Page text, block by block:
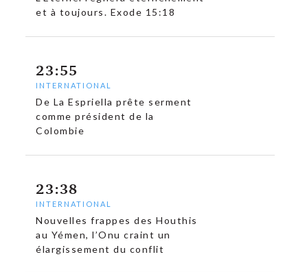
et à toujours. Exode 15:18
23:55
INTERNATIONAL
De La Espriella prête serment
comme président de la
Colombie
23:38
INTERNATIONAL
Nouvelles frappes des Houthis
au Yémen, l’Onu craint un
élargissement du conflit